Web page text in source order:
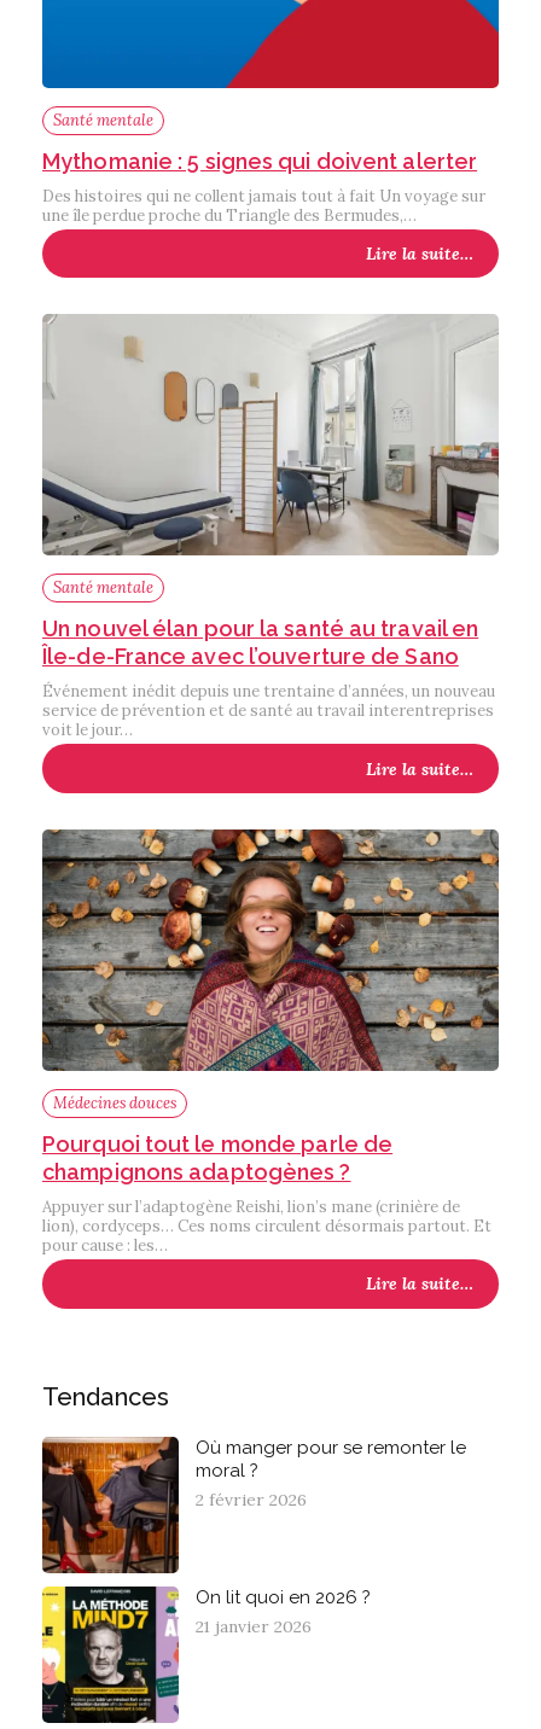
Santé mentale
Mythomanie : 5 signes qui doivent alerter
Des histoires qui ne collent jamais tout à fait Un voyage sur
une île perdue proche du Triangle des Bermudes,…
Lire la suite…
Santé mentale
Un nouvel élan pour la santé au travail en
Île-de-France avec l’ouverture de Sano
Événement inédit depuis une trentaine d’années, un nouveau
service de prévention et de santé au travail interentreprises
voit le jour…
Lire la suite…
Médecines douces
Pourquoi tout le monde parle de
champignons adaptogènes ?
Appuyer sur l’adaptogène Reishi, lion’s mane (crinière de
lion), cordyceps… Ces noms circulent désormais partout. Et
pour cause : les…
Lire la suite…
Tendances
Où manger pour se remonter le
moral ?
2 février 2026
On lit quoi en 2026 ?
21 janvier 2026